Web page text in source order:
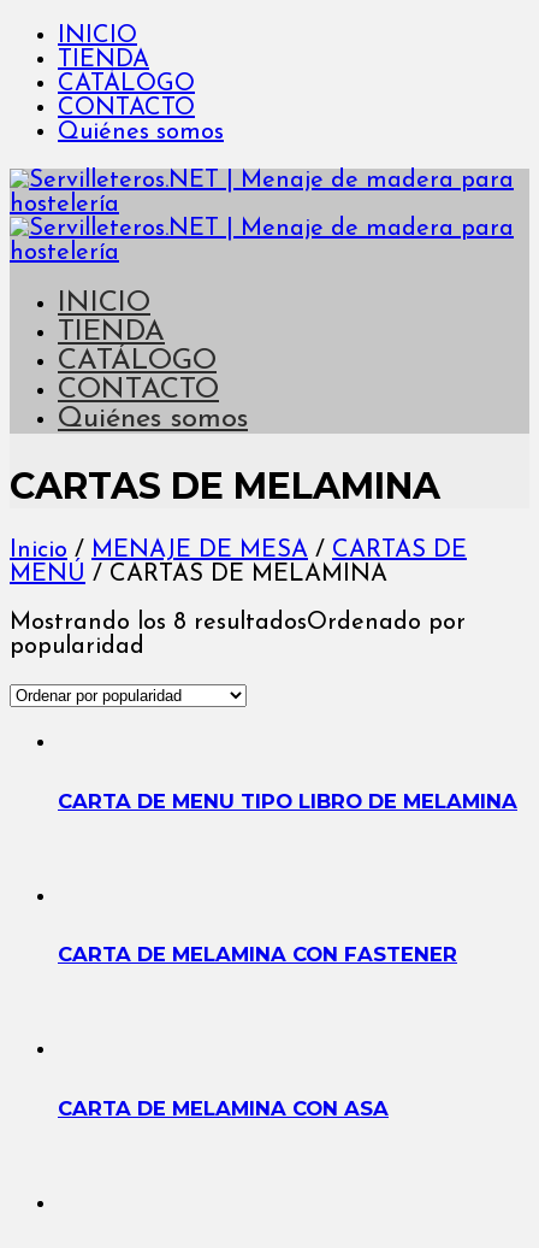
INICIO
TIENDA
CATÁLOGO
CONTACTO
Quiénes somos
INICIO
TIENDA
CATÁLOGO
CONTACTO
Quiénes somos
CARTAS DE MELAMINA
Inicio / MENAJE DE MESA / CARTAS DE
MENÚ / CARTAS DE MELAMINA
Mostrando los 8 resultadosOrdenado por
popularidad
CARTA DE MENU TIPO LIBRO DE MELAMINA
CARTA DE MELAMINA CON FASTENER
CARTA DE MELAMINA CON ASA